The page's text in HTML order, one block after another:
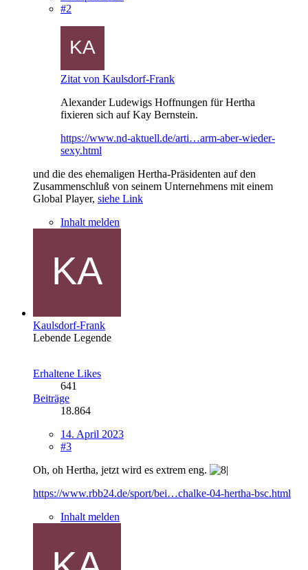
#2
Zitat von Kaulsdorf-Frank
Alexander Ludewigs Hoffnungen für Hertha
fixieren sich auf Kay Bernstein.
https://www.nd-aktuell.de/arti…arm-aber-wieder-
sexy.html
und die des ehemaligen Hertha-Präsidenten auf den
Zusammenschluß von seinem Unternehmens mit einem
Global Player, siehe Link
Inhalt melden
Kaulsdorf-Frank
Lebende Legende
Erhaltene Likes
641
Beiträge
18.864
14. April 2023
#3
Oh, oh Hertha, jetzt wird es extrem eng.
https://www.rbb24.de/sport/bei…chalke-04-hertha-bsc.html
Inhalt melden